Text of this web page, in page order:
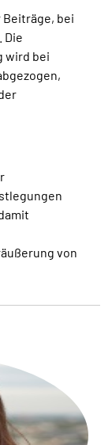
bei
Die
wird bei
von